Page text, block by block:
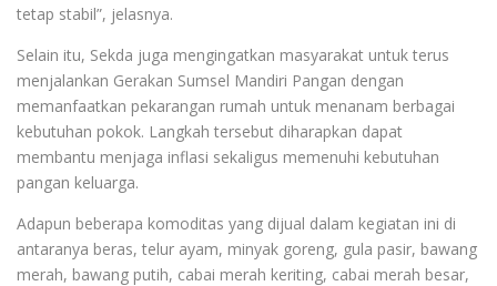
tetap stabil”, jelasnya.
Selain itu, Sekda juga mengingatkan masyarakat untuk terus
menjalankan Gerakan Sumsel Mandiri Pangan dengan
memanfaatkan pekarangan rumah untuk menanam berbagai
kebutuhan pokok. Langkah tersebut diharapkan dapat
membantu menjaga inflasi sekaligus memenuhi kebutuhan
pangan keluarga.
Adapun beberapa komoditas yang dijual dalam kegiatan ini di
antaranya beras, telur ayam, minyak goreng, gula pasir, bawang
merah, bawang putih, cabai merah keriting, cabai merah besar,